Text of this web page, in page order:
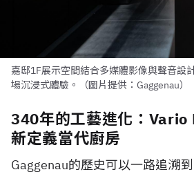
嘉邸1F展示空間結合多媒體影像與聲音設
場沉浸式體驗。（圖片提供：Gaggenau）
340年的工藝進化：Vario
新定義當代廚房
Gaggenau的歷史可以一路追溯